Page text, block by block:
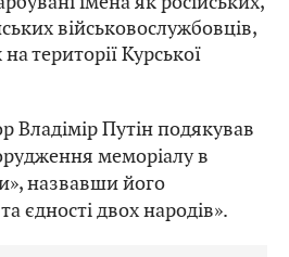
військовослужбовців,
території Курської
Владімір Путін подякував
меморіалу в
назвавши його
єдності двох народів».